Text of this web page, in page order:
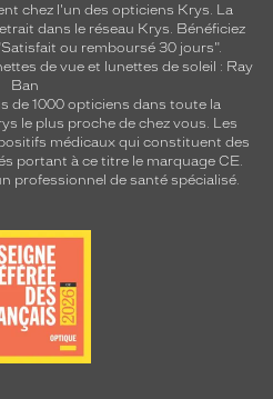
chez l'un des opticiens Krys. La
dans le réseau Krys. Bénéficiez
ou remboursé 30 jours".
de vue et lunettes de soleil : Ray
Ban
de 1000 opticiens dans toute la
le plus proche de chez vous. Les
médicaux qui constituent des
portant à ce titre le marquage CE.
professionnel de santé spécialisé.